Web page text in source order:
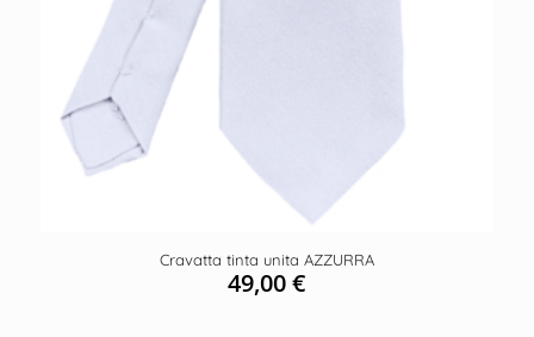
Cravatta tinta unita AZZURRA
49,00€